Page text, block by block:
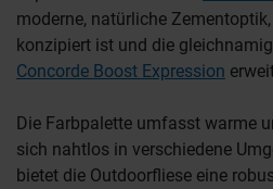
moderne, natürliche
konzipiert ist und die
Concorde Boost Expression
Die Farbpalette umfasst warme
sich nahtlos in verschiedene
bietet die Outdoorfliese eine